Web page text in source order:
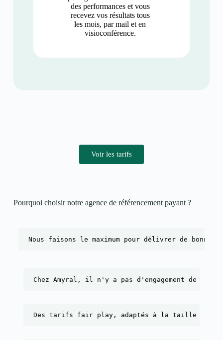
des performances et vous
recevez vos résultats tous
les mois, par mail et en
visioconférence.
Voir les tarifs
Pourquoi choisir notre agence de référencement payant ?​
Nous faisons le maximum pour délivrer de bonnes
Chez Amyral, il n'y a pas d'engagement de durée
Des tarifs fair play, adaptés à la taille de